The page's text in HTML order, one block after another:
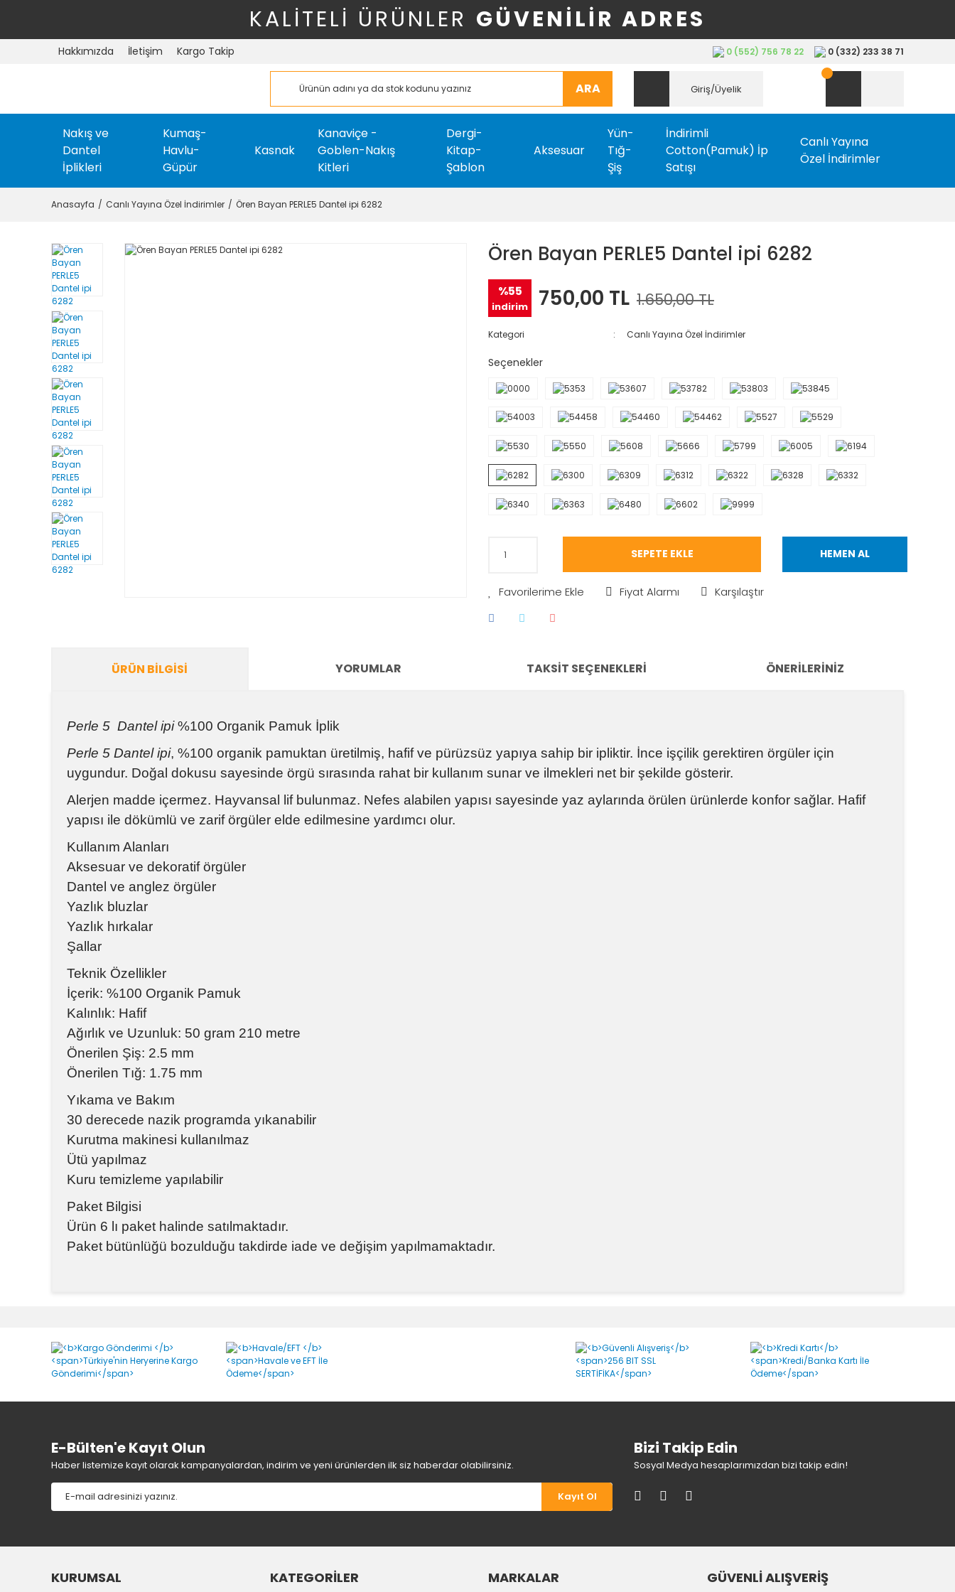
KALİTELİ ÜRÜNLER GÜVENİLİR ADRES
Hakkımızda İletişim Kargo Takip 0 (552) 756 78 22 0 (332) 233 38 71
ARA Giriş/Üyelik
Nakış ve
Dantel
İplikleri
Kumaş-
Havlu-
Güpür
Kasnak
Kanaviçe -
Goblen-Nakış
Kitleri
Dergi-
Kitap-
Şablon
Aksesuar
Yün-
Tığ-
Şiş
İndirimli
Cotton(Pamuk) İp
Satışı
Canlı Yayına
Özel İndirimler
Anasayfa Canlı Yayına Özel İndirimler Ören Bayan PERLE5 Dantel ipi 6282
Ören Bayan PERLE5 Dantel ipi 6282
%55
indirim 750,00 TL 1.650,00 TL
Kategori Canlı Yayına Özel İndirimler
Seçenekler
SEPETE EKLE HEMEN AL
Fiyat Alarmı Karşılaştır
ÜRÜN BILGISI YORUMLAR TAKSIT SEÇENEKLERI ÖNERILERINIZ
Perle 5 Dantel ipi%100 Organik Pamuk İplik
Perle 5 Dantel ipi, %100 organik pamuktan üretilmiş, hafif ve pürüzsüz yapıya sahip bir ipliktir. İnce işçilik gerektiren örgüler için
uygundur. Doğal dokusu sayesinde örgü sırasında rahat bir kullanım sunar ve ilmekleri net bir şekilde gösterir.
Alerjen madde içermez. Hayvansal lif bulunmaz. Nefes alabilen yapısı sayesinde yaz aylarında örülen ürünlerde konfor sağlar. Hafif
yapısı ile dökümlü ve zarif örgüler elde edilmesine yardımcı olur.
Kullanım Alanları
Aksesuar ve dekoratif örgüler
Dantel ve anglez örgüler
Yazlık bluzlar
Yazlık hırkalar
Şallar
Teknik Özellikler
İçerik: %100 Organik Pamuk
Kalınlık: Hafif
Ağırlık ve Uzunluk: 50 gram 210 metre
Önerilen Şiş: 2.5 mm
Önerilen Tığ: 1.75 mm
Yıkama ve Bakım
30 derecede nazik programda yıkanabilir
Kurutma makinesi kullanılmaz
Ütü yapılmaz
Kuru temizleme yapılabilir
Paket Bilgisi
Ürün 6 lı paket halinde satılmaktadır.
Paket bütünlüğü bozulduğu takdirde iade ve değişim yapılmamaktadır.
Ürün resmi kalitesiz, bozuk veya görüntülenemiyor.
Ürün açıklamasında eksik bilgiler bulunuyor.
Ürün bilgilerinde hatalar bulunuyor.
Ürün fiyatı diğer sitelerden daha pahalı.
E-Bülten'e Kayıt Olun
Haber listemize kayıt olarak kampanyalardan, indirim ve yeni ürünlerden ilk siz haberdar olabilirsiniz.
Kayıt Ol
Bizi Takip Edin
Sosyal Medya hesaplarımızdan bizi takip edin!
KURUMSAL KATEGORİLER MARKALAR GÜVENLİ ALIŞVERİŞ